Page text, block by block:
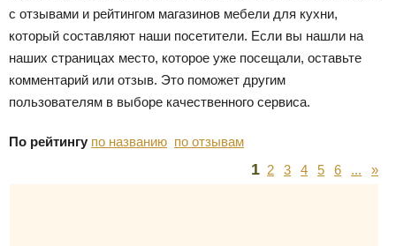
с отзывами и рейтингом магазинов мебели для кухни,
который составляют наши посетители. Если вы нашли на
наших страницах место, которое уже посещали, оставьте
комментарий или отзыв. Это поможет другим
пользователям в выборе качественного сервиса.
По рейтингу по названию по отзывам
1 2 3 4 5 6 ... »